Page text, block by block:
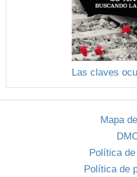
Las claves
Mapa
Política
Política de